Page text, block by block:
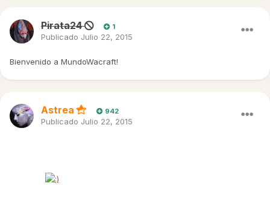
Pirata24 1
Publicado Julio 22, 2015
Bienvenido a MundoWacraft!
Astrea 942
Publicado Julio 22, 2015